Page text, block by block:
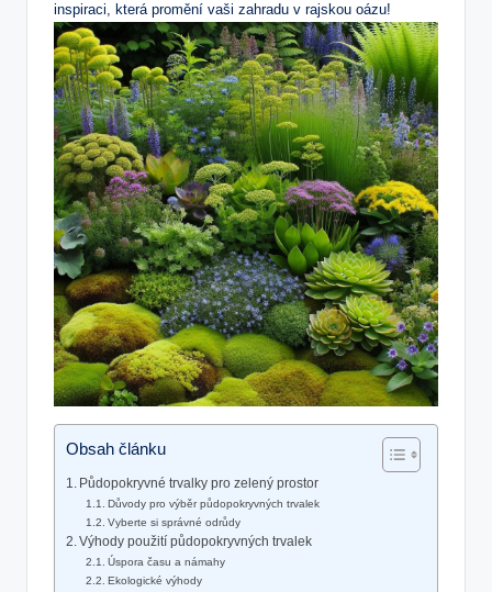
inspiraci, která promění vaši zahradu v rajskou oázu!
Obsah článku
Půdopokryvné trvalky pro zelený prostor
Důvody pro výběr půdopokryvných trvalek
Vyberte si správné odrůdy
Výhody použití půdopokryvných trvalek
Úspora času a námahy
Ekologické výhody